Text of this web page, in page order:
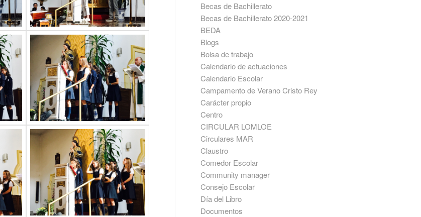
Becas de Bachillerato
Becas de Bachillerato 2020-2021
BEDA
Blogs
Bolsa de trabajo
Calendario de actuaciones
Calendario Escolar
Campamento de Verano Cristo Rey
Carácter propio
Centro
CIRCULAR LOMLOE
Circulares MAR
Claustro
Comedor Escolar
Community manager
Consejo Escolar
Día del Libro
Documentos